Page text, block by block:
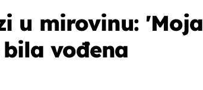
u mirovinu: 'Moja
vođena